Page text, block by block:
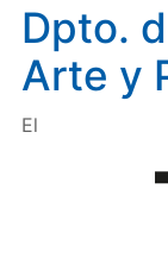
Dpto.
Arte y
El